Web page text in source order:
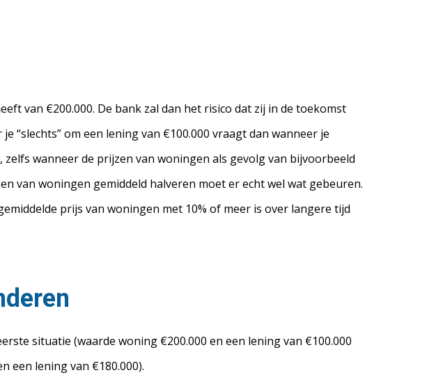
van €200.000. De bank zal dan het risico dat zij in de toekomst
om een lening van €100.000 vraagt dan wanneer je
wanneer de prijzen van woningen als gevolg van bijvoorbeeld
van woningen gemiddeld halveren moet er echt wel wat gebeuren.
prijs van woningen met 10% of meer is over langere tijd
situatie (waarde woning €200.000 en een lening van €100.000
een lening van €180.000).